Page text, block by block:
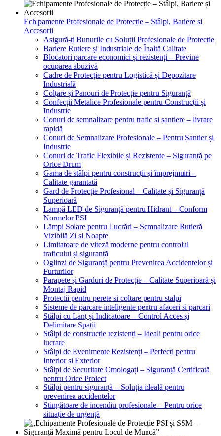
Echipamente Profesionale de Protecție – Stâlpi, Bariere și
Accesorii
Asigură-ți Bunurile cu Soluții Profesionale de Protecție
Bariere Rutiere și Industriale de Înaltă Calitate
Blocatori parcare economici și rezistenți – Previne
ocuparea abuzivă
Cadre de Protecție pentru Logistică și Depozitare
Industrială
Colțare și Panouri de Protecție pentru Siguranță
Confecții Metalice Profesionale pentru Construcții și
Industrie
Conuri de semnalizare pentru trafic și șantiere – livrare
rapidă
Conuri de Semnalizare Profesionale – Pentru Șantier și
Industrie
Conuri de Trafic Flexibile și Rezistente – Siguranță pe
Orice Drum
Gama de stâlpi pentru construcții și împrejmuiri –
Calitate garantată
Gard de Protecție Profesional – Calitate și Siguranță
Superioară
Lampă LED de Siguranță pentru Hidrant – Conform
Normelor PSI
Lămpi Solare pentru Lucrări – Semnalizare Rutieră
Vizibilă Zi și Noapte
Limitatoare de viteză moderne pentru controlul
traficului și siguranță
Oglinzi de Siguranță pentru Prevenirea Accidentelor și
Furturilor
Parapete și Garduri de Protecție – Calitate Superioară și
Montaj Rapid
Protectii pentru perete si coltare pentru stalpi
Sisteme de parcare inteligente pentru afaceri si parcari
Stâlpi cu Lanț și Indicatoare – Control Acces și
Delimitare Spații
Stâlpi de construcție rezistenți – Ideali pentru orice
lucrare
Stâlpi de Evenimente Rezistenți – Perfecți pentru
Interior și Exterior
Stâlpi de Securitate Omologați – Siguranță Certificată
pentru Orice Proiect
Stâlpi pentru siguranță – Soluția ideală pentru
prevenirea accidentelor
Stingătoare de incendiu profesionale – Pentru orice
situație de urgență